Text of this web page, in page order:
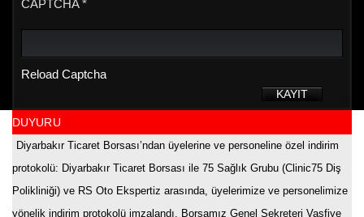
CAPTCHA *
Reload Captcha
KAYIT
DUYURU
Diyarbakır Ticaret Borsası’ndan üyelerine ve personeline özel indirim
protokolü: Diyarbakır Ticaret Borsası ile 75 Sağlık Grubu (Clinic75 Diş
Polikliniği) ve RS Oto Ekspertiz arasında, üyelerimize ve personelimize
yönelik indirim protokolü imzalandı. Borsamız Genel Sekreteri Vasfiye